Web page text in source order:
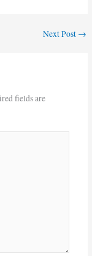
Next Post →
fields are